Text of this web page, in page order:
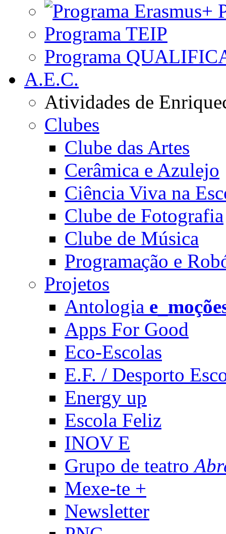
Programa TEIP
Programa
A.E.C.
Atividades de
Clubes
Clube das Artes
Cerâmica e Azulejo
Ciência Viva na
Clube de Fotografia
Clube de Música
Programação e
Projetos
Antologia
Apps For Good
Eco-Escolas
E.F. / Desporto
Energy up
Escola Feliz
INOV E
Grupo de teatro
Mexe-te +
Newsletter